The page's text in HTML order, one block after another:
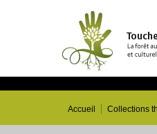
Accueil Collections